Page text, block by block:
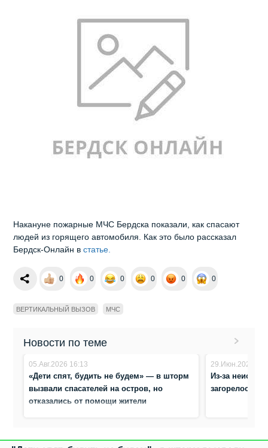
Накануне пожарные МЧС Бердска показали, как спасают
людей из горящего автомобиля. Как это было рассказал
Бердск-Онлайн встатье.
0 0 0 0 0 0
ВЕРТИКАЛЬНЫЙ ВЫЗОВ МЧС
Новости по теме
05.Авг.2026 16:13
«Дети спят, будить не будем» — в шторм
вызвали спасателей на остров, но
отказались от помощи жители
29.Июн.2026
Из-за
загорелось